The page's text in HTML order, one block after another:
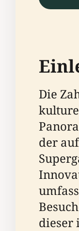
Die
der
dieser